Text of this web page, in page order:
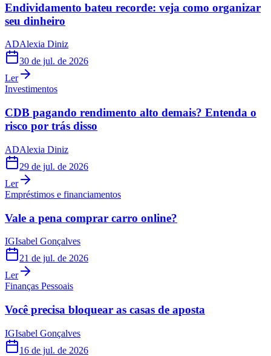
Endividamento bateu recorde: veja como organizar
seu dinheiro
ADAlexia Diniz
30 de jul. de 2026
Ler
Investimentos
CDB pagando rendimento alto demais? Entenda o
risco por trás disso
ADAlexia Diniz
29 de jul. de 2026
Ler
Empréstimos e financiamentos
Vale a pena comprar carro online?
IGIsabel Gonçalves
21 de jul. de 2026
Ler
Finanças Pessoais
Você precisa bloquear as casas de aposta
IGIsabel Gonçalves
16 de jul. de 2026